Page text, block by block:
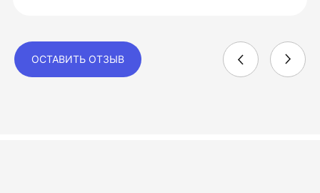
ОСТАВИТЬ ОТЗЫВ